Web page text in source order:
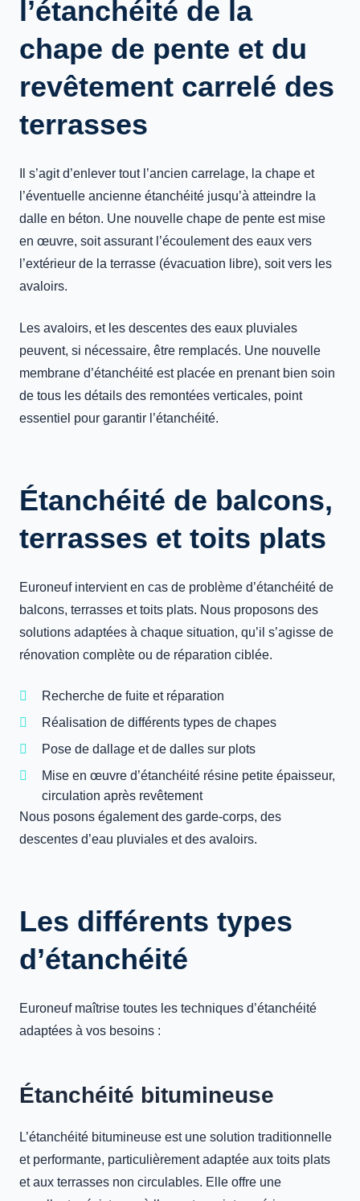
l’étanchéité de la
chape de pente et du
revêtement carrelé des
terrasses
Il s’agit d’enlever tout l’ancien carrelage, la chape et
l’éventuelle ancienne étanchéité jusqu’à atteindre la
dalle en béton. Une nouvelle chape de pente est mise
en œuvre, soit assurant l’écoulement des eaux vers
l’extérieur de la terrasse (évacuation libre), soit vers les
avaloirs.
Les avaloirs, et les descentes des eaux pluviales
peuvent, si nécessaire, être remplacés. Une nouvelle
membrane d’étanchéité est placée en prenant bien soin
de tous les détails des remontées verticales, point
essentiel pour garantir l’étanchéité.
Étanchéité de balcons,
terrasses et toits plats
Euroneuf intervient en cas de problème d’étanchéité de
balcons, terrasses et toits plats. Nous proposons des
solutions adaptées à chaque situation, qu’il s’agisse de
rénovation complète ou de réparation ciblée.
Recherche de fuite et réparation
Réalisation de différents types de chapes
Pose de dallage et de dalles sur plots
Mise en œuvre d’étanchéité résine petite épaisseur,
circulation après revêtement
Nous posons également des garde-corps, des
descentes d’eau pluviales et des avaloirs.
Les différents types
d’étanchéité
Euroneuf maîtrise toutes les techniques d’étanchéité
adaptées à vos besoins :
Étanchéité bitumineuse
L’étanchéité bitumineuse est une solution traditionnelle
et performante, particulièrement adaptée aux toits plats
et aux terrasses non circulables. Elle offre une